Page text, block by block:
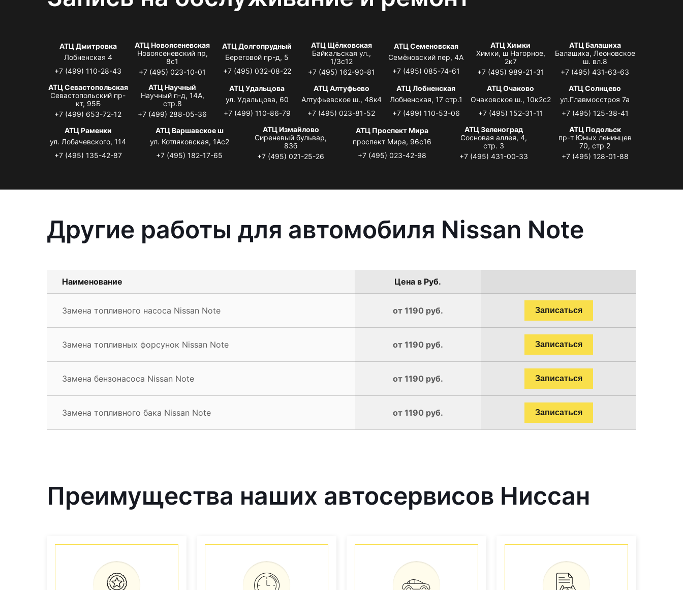
АТЦ Дмитровка
Лобненская 4
+7 (499) 110-28-43
АТЦ Новоясеневская
Новоясеневский пр,
8с1
+7 (495) 023-10-01
АТЦ Долгопрудный
Береговой пр-д, 5
+7 (495) 032-08-22
АТЦ Щёлковская
Байкальская ул.,
1/3с12
+7 (495) 162-90-81
АТЦ Семеновская
Семёновский пер, 4А
+7 (495) 085-74-61
АТЦ Химки
Химки, ш Нагорное,
2к7
+7 (495) 989-21-31
АТЦ Балашиха
Балашиха, Леоновское
ш. вл.8
+7 (495) 431-63-63
АТЦ Севастопольская
Севастопольский пр-
кт, 95Б
+7 (499) 653-72-12
АТЦ Научный
Научный п-д, 14А,
стр.8
+7 (499) 288-05-36
АТЦ Удальцова
ул. Удальцова, 60
+7 (499) 110-86-79
АТЦ Алтуфьево
Алтуфьевское ш., 48к4
+7 (495) 023-81-52
АТЦ Лобненская
Лобненская, 17 стр.1
+7 (499) 110-53-06
АТЦ Очаково
Очаковское ш., 10к2с2
+7 (495) 152-31-11
АТЦ Солнцево
ул.Главмосстроя 7а
+7 (495) 125-38-41
АТЦ Раменки
ул. Лобачевского, 114
+7 (495) 135-42-87
АТЦ Варшавское ш
ул. Котляковская, 1Ас2
+7 (495) 182-17-65
АТЦ Измайлово
Сиреневый бульвар,
83б
+7 (495) 021-25-26
АТЦ Проспект Мира
проспект Мира, 96с16
+7 (495) 023-42-98
АТЦ Зеленоград
Сосновая аллея, 4,
стр. 3
+7 (495) 431-00-33
АТЦ Подольск
пр-т Юных ленинцев
70, стр 2
+7 (495) 128-01-88
Другие работы для автомобиля Nissan Note
Наименование Цена в Руб.
Замена топливного насоса Nissan Note от 1190 руб. Записаться
Замена топливных форсунок Nissan Note от 1190 руб. Записаться
Замена бензонасоса Nissan Note от 1190 руб. Записаться
Замена топливного бака Nissan Note от 1190 руб. Записаться
Преимущества наших автосервисов Ниссан